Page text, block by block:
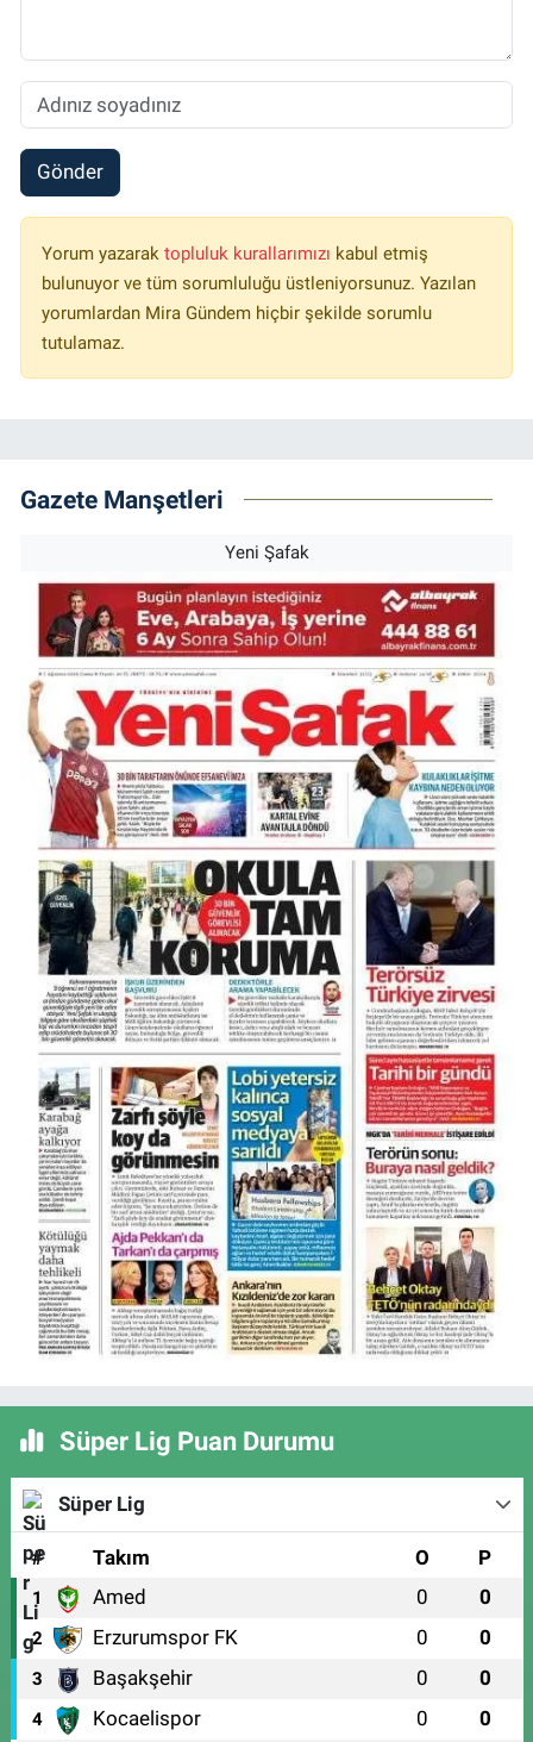
Gönder
Yorum yazarak topluluk kurallarımızı kabul etmiş
bulunuyor ve tüm sorumluluğu üstleniyorsunuz. Yazılan
yorumlardan Mira Gündem hiçbir şekilde sorumlu
tutulamaz.
Gazete Manşetleri
Yeni Şafak
Süper Lig Puan Durumu
Süper Lig
# Takım O P
1 Amed 0 0
2 Erzurumspor FK 0 0
3 Başakşehir 0 0
4 Kocaelispor 0 0